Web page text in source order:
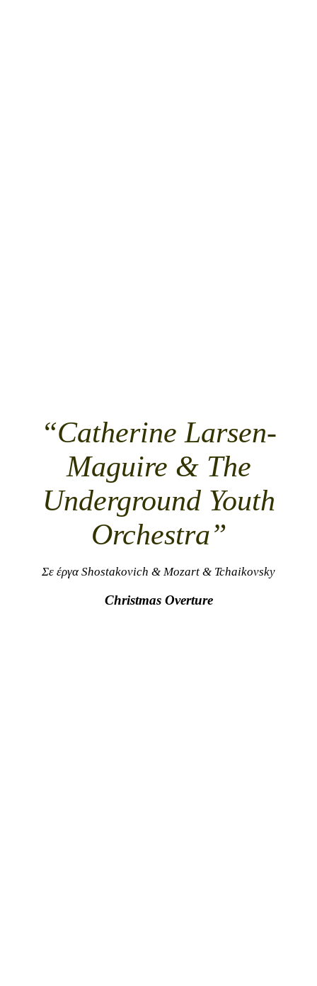
“Catherine Larsen-
Maguire & The
Underground Youth
Orchestra”
Σε έργα Shostakovich & Mozart & Tchaikovsky
Christmas Overture